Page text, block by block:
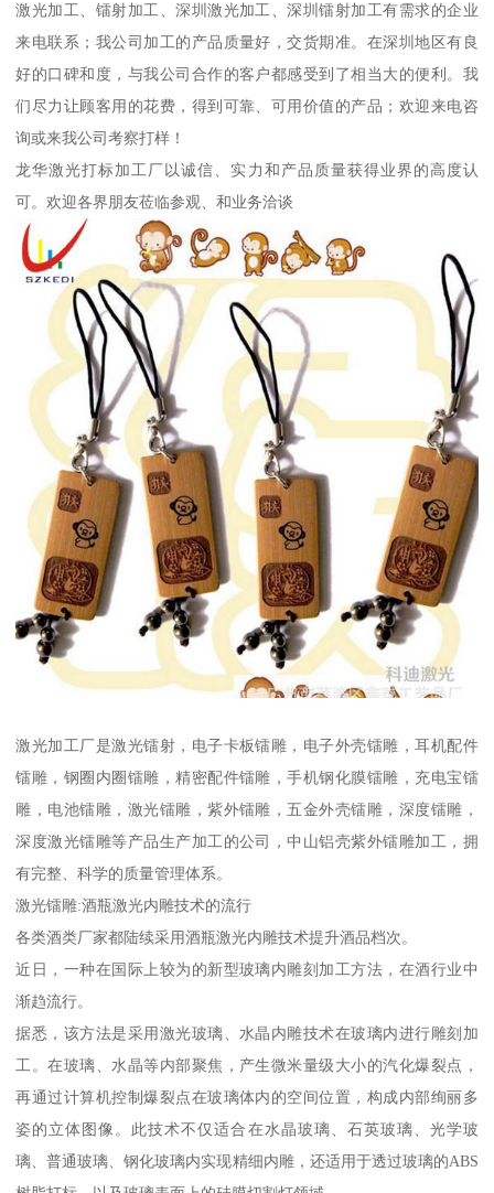
激光加工、镭射加工、深圳激光加工、深圳镭射加工有需求的企业
来电联系；我公司加工的产品质量好，交货期准。在深圳地区有良
好的口碑和度，与我公司合作的客户都感受到了相当大的便利。我
们尽力让顾客用的花费，得到可靠、可用价值的产品；欢迎来电咨
询或来我公司考察打样！
龙华激光打标加工厂以诚信、实力和产品质量获得业界的高度认
可。欢迎各界朋友莅临参观、和业务洽谈
激光加工厂是激光镭射，电子卡板镭雕，电子外壳镭雕，耳机配件
镭雕，钢圈内圈镭雕，精密配件镭雕，手机钢化膜镭雕，充电宝镭
雕，电池镭雕，激光镭雕，紫外镭雕，五金外壳镭雕，深度镭雕，
深度激光镭雕等产品生产加工的公司，中山铝壳紫外镭雕加工，拥
有完整、科学的质量管理体系。
激光镭雕:酒瓶激光内雕技术的流行
各类酒类厂家都陆续采用酒瓶激光内雕技术提升酒品档次。
近日，一种在国际上较为的新型玻璃内雕刻加工方法，在酒行业中
渐趋流行。
据悉，该方法是采用激光玻璃、水晶内雕技术在玻璃内进行雕刻加
工。在玻璃、水晶等内部聚焦，产生微米量级大小的汽化爆裂点，
再通过计算机控制爆裂点在玻璃体内的空间位置，构成内部绚丽多
姿的立体图像。此技术不仅适合在水晶玻璃、石英玻璃、光学玻
璃、普通玻璃、钢化玻璃内实现精细内雕，还适用于透过玻璃的ABS